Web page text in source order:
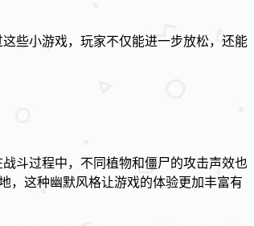
些小游戏，玩家不仅能进一步放松，还能
斗过程中，不同植物和僵尸的攻击声效也
，这种幽默风格让游戏的体验更加丰富有